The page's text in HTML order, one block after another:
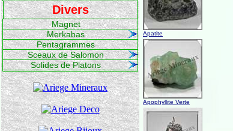
Divers
Magnet
Merkabas
Pentagrammes
Sceaux de Salomon
Solides de Platons
Apatite
Apophyllite Verte